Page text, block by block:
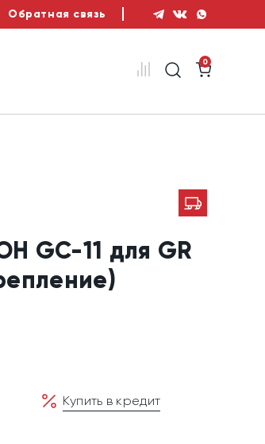
Обратная связь
0
GC-11 для GR
Купить в кредит